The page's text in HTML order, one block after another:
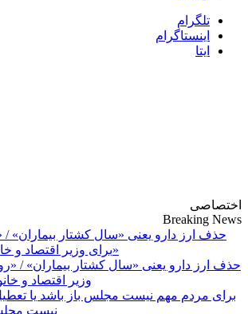
تلگرام
اینستاگرام
ایتا
اختصاصی
Breaking News
حذف ارز دارو یعنی «سال کشتار بیماران» /
وزیر اقتصاد و
نیست